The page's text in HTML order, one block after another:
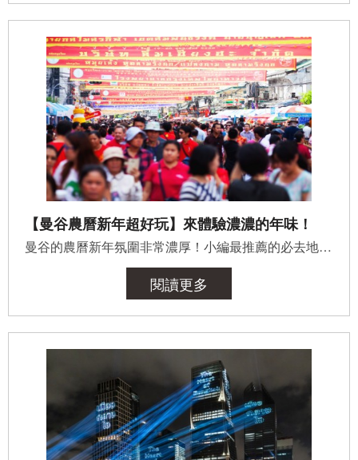
【曼谷農曆新年超好玩】來體驗濃濃的年味！
曼谷的農曆新年氛圍非常濃厚！小編最推薦的必去地點有：曼谷中國城（唐人街），還有布置最有年味的購物中心...
閱讀更多